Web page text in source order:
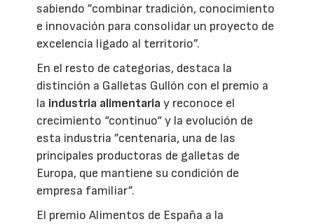
sabiendo ”combinar tradición, conocimiento
e innovación para consolidar un proyecto de
excelencia ligado al territorio”.
En el resto de categorías, destaca la
distinción a Galletas Gullón con el premio a
la industria alimentariay reconoce el
crecimiento “continuo“ y la evolución de
esta industria ”centenaria, una de las
principales productoras de galletas de
Europa, que mantiene su condición de
empresa familiar”.
El premio Alimentos de España a la